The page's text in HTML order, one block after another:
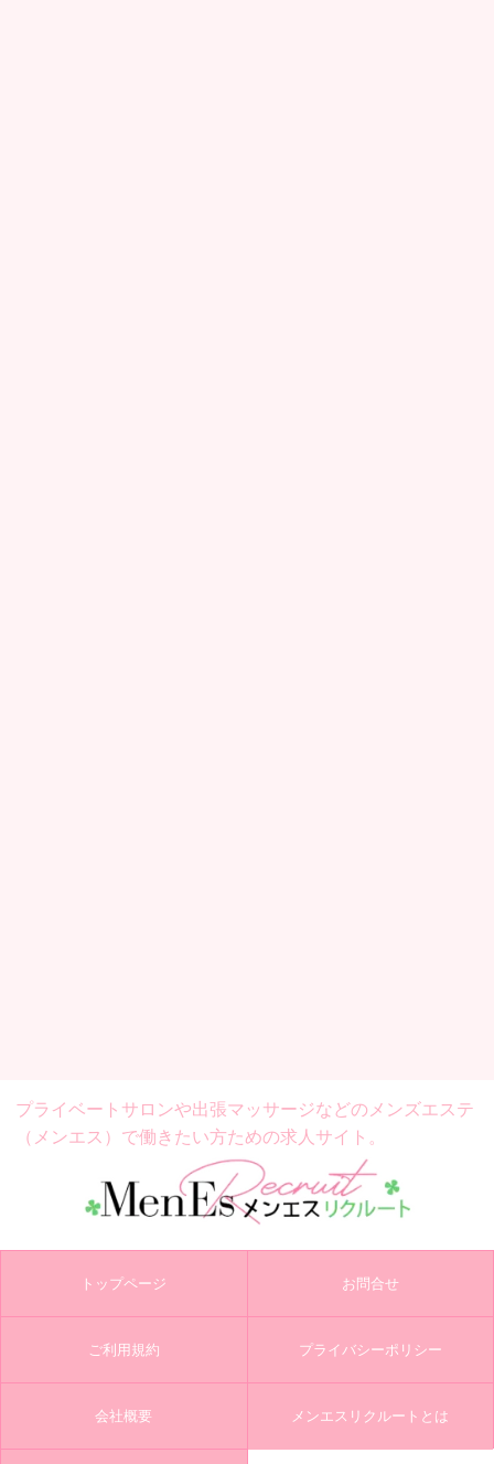
プライベートサロンや出張マッサージなどの メンズエステ
（メンエス）で働きたい方ための求人サイト。
トップページ お問合せ
ご利用規約 プライバシーポリシー
会社概要 メンエスリクルートとは